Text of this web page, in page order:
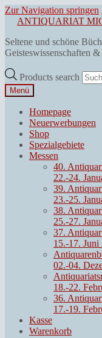
Zur Navigation springen
ANTIQUARIAT
Seltene und schöne
Geisteswissenschaften
Products search
Menü
Homepage
Neuerwerbungen
Shop
Spezialgebiete
Messen
40.
22.-24.
39.
23.-25.
38.
25.-27.
37.
15.-17. Juni
02.-04.
18.-22.
36.
17.-19.
Kasse
Warenkorb